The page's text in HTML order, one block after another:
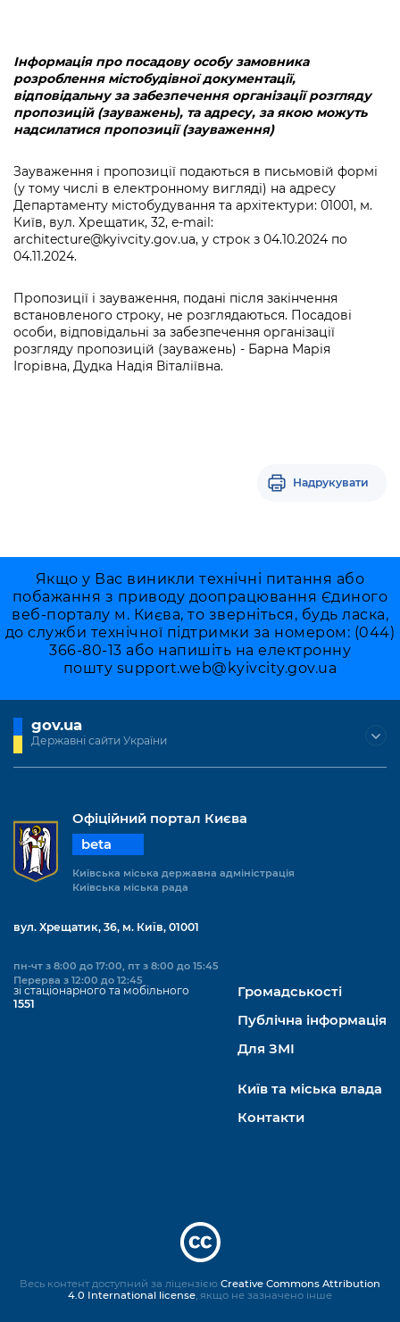
Інформація про посадову особу замовника
розроблення містобудівної документації,
відповідальну за забезпечення організації розгляду
пропозицій (зауважень), та адресу, за якою можуть
надсилатися пропозиції (зауваження)
Зауваження і пропозиції подаються в письмовій формі
(у тому числі в електронному вигляді) на адресу
Департаменту містобудування та архітектури: 01001, м.
Київ, вул. Хрещатик, 32, e-mail:
architecture@kyivcity.gov.ua, у строк з 04.10.2024 по
04.11.2024.
Пропозиції і зауваження, подані після закінчення
встановленого строку, не розглядаються. Посадові
особи, відповідальні за забезпечення організації
розгляду пропозицій (зауважень) - Барна Марія
Ігорівна, Дудка Надія Віталіївна.
Надрукувати
Якщо у Вас виникли технічні питання або
побажання з приводу доопрацювання Єдиного
веб-порталу м. Києва, то зверніться, будь ласка,
до служби технічної підтримки за номером: (044)
366-80-13 або напишіть на електронну
пошту support.web@kyivcity.gov.ua
gov.ua
Державні сайти України
Офіційний портал Києва
beta
Київська міська державна адміністрація
Київська міська рада
вул. Хрещатик, 36, м. Київ, 01001
пн-чт з 8:00 до 17:00, пт з 8:00 до 15:45
Перерва з 12:00 до 12:45
зі стаціонарного та мобільного
1551
Громадськості
Публічна інформація
Для ЗМІ
Київ та міська влада
Контакти
Весь контент доступний за ліцензією Creative Commons Attribution
4.0 International license, якщо не зазначено інше